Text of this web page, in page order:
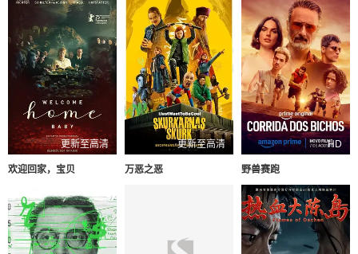
更新至高清
欢迎回家，宝贝
更新至高清
万恶之恶
HD
野兽赛跑